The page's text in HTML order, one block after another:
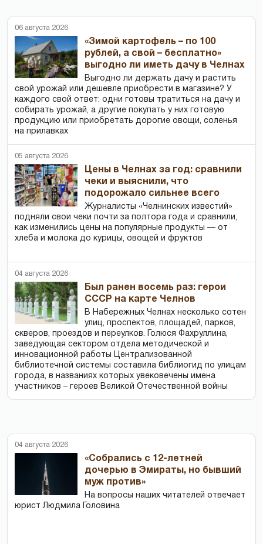
06 августа 2026
«Зимой картофель – по 100
рублей, а свой – бесплатно»
выгодно ли иметь дачу в Челнах
Выгодно ли держать дачу и растить
свой урожай или дешевле приобрести в магазине? У
каждого свой ответ: одни готовы тратиться на дачу и
собирать урожай, а другие покупать у них готовую
продукцию или приобретать дорогие овощи, соленья
на прилавках
05 августа 2026
Цены в Челнах за год: сравнили
чеки и выяснили, что
подорожало сильнее всего
Журналисты «Челнинских известий»
подняли свои чеки почти за полтора года и сравнили,
как изменились цены на популярные продукты — от
хлеба и молока до курицы, овощей и фруктов
04 августа 2026
Был ранен восемь раз: герои
СССР на карте Челнов
В Набережных Челнах несколько сотен
улиц, проспектов, площадей, парков,
скверов, проездов и переулков. Голюся Фахруллина,
заведующая сектором отдела методической и
инновационной работы Централизованной
библиотечной системы составила библиогид по улицам
города, в названиях которых увековечены имена
участников – героев Великой Отечественной войны
04 августа 2026
«Собрались с 12-летней
дочерью в Эмираты, но бывший
муж против»
На вопросы наших читателей отвечает
юрист Людмила Головина